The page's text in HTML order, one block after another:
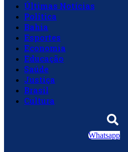
Últimas Notícias
Política
Bahia
Esportes
Economia
Educação
Saúde
Justiça
Brasil
Cultura
Whatsapp